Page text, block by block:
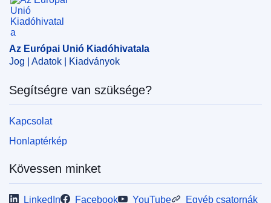
Az Európai Unió Kiadóhivatala
Jog | Adatok | Kiadványok
Segítségre van szüksége?
Kapcsolat
Honlaptérkép
Kövessen minket
LinkedIn Facebook YouTube Egyéb csatornák